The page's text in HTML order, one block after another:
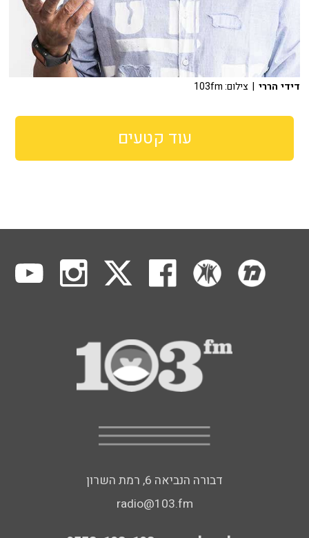
דידי הררי | צילום: 103fm
עוד קטעים
דבורה הנביאה 6, רמת השרון
radio@103.fm